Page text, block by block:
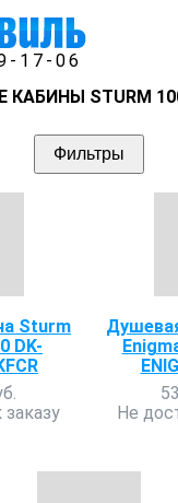
17-06
STURM
Фильтры
Sturm
DK-
Не